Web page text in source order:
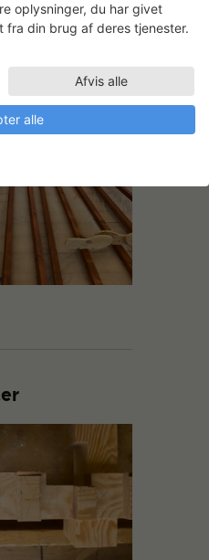
oplysninger, du har givet
fra din brug af deres tjenester.
Afvis alle
alle